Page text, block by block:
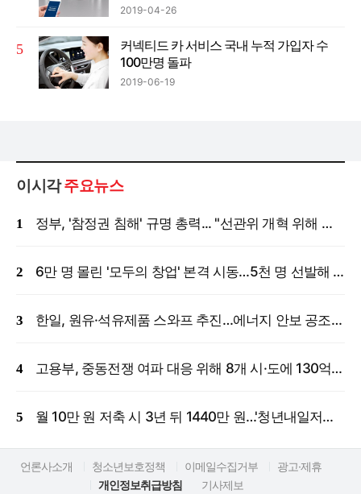
2019-04-26
커넥티드 카 서비스 국내 누적 가입자 수
100만명 돌파
2019-06-19
이시각주요뉴스
정부, '참정권 침해' 규명 총력... "선관위 개혁 위해 국정조사 등 모든 조치"
6만 명 몰린 '모두의 창업' 본격 시동…5천 명 선발해 밀착 지원
한일, 원유·석유제품 스와프 추진…에너지 안보 공조 강화
고용부, 중동전쟁 여파 대응 위해 8개 시·도에 130억 원 긴급 투입
월 10만 원 저축 시 3년 뒤 1440만 원…'청년내일저축계좌' 신규 모집
언론사소개 청소년보호정책 이메일수집거부
광고·제휴
개인정보취급방침
기사제보